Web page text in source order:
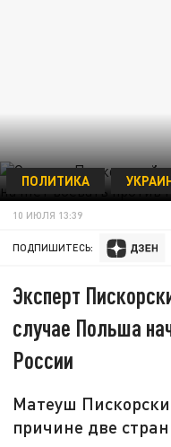
/ФОТО:
ПОЛИТИКА
10 ИЮЛЯ 13:39
ПОДПИШИТЕСЬ:
Эксперт
случае Польша
России
Матеуш
причине две